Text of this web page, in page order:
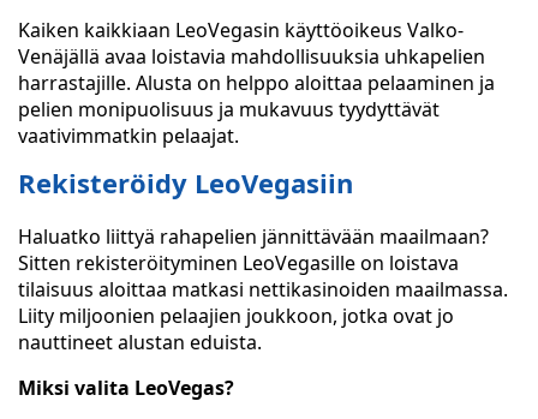
Kaiken kaikkiaan LeoVegasin käyttöoikeus Valko-
Venäjällä avaa loistavia mahdollisuuksia uhkapelien
harrastajille. Alusta on helppo aloittaa pelaaminen ja
pelien monipuolisuus ja mukavuus tyydyttävät
vaativimmatkin pelaajat.
Rekisteröidy LeoVegasiin
Haluatko liittyä rahapelien jännittävään maailmaan?
Sitten rekisteröityminen LeoVegasille on loistava
tilaisuus aloittaa matkasi nettikasinoiden maailmassa.
Liity miljoonien pelaajien joukkoon, jotka ovat jo
nauttineet alustan eduista.
Miksi valita LeoVegas?